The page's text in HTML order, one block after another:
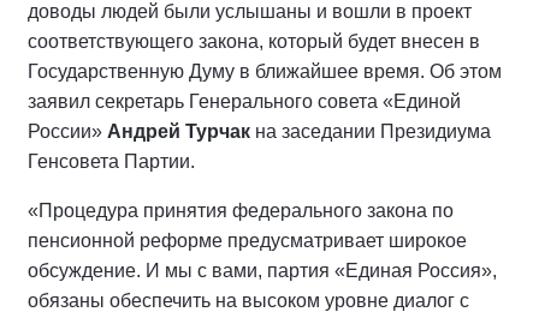
доводы людей были услышаны и вошли в проект
соответствующего закона, который будет внесен в
Государственную Думу в ближайшее время. Об этом
заявил секретарь Генерального совета «Единой
России» Андрей Турчак на заседании Президиума
Генсовета Партии.
«Процедура принятия федерального закона по
пенсионной реформе предусматривает широкое
обсуждение. И мы с вами, партия «Единая Россия»,
обязаны обеспечить на высоком уровне диалог с